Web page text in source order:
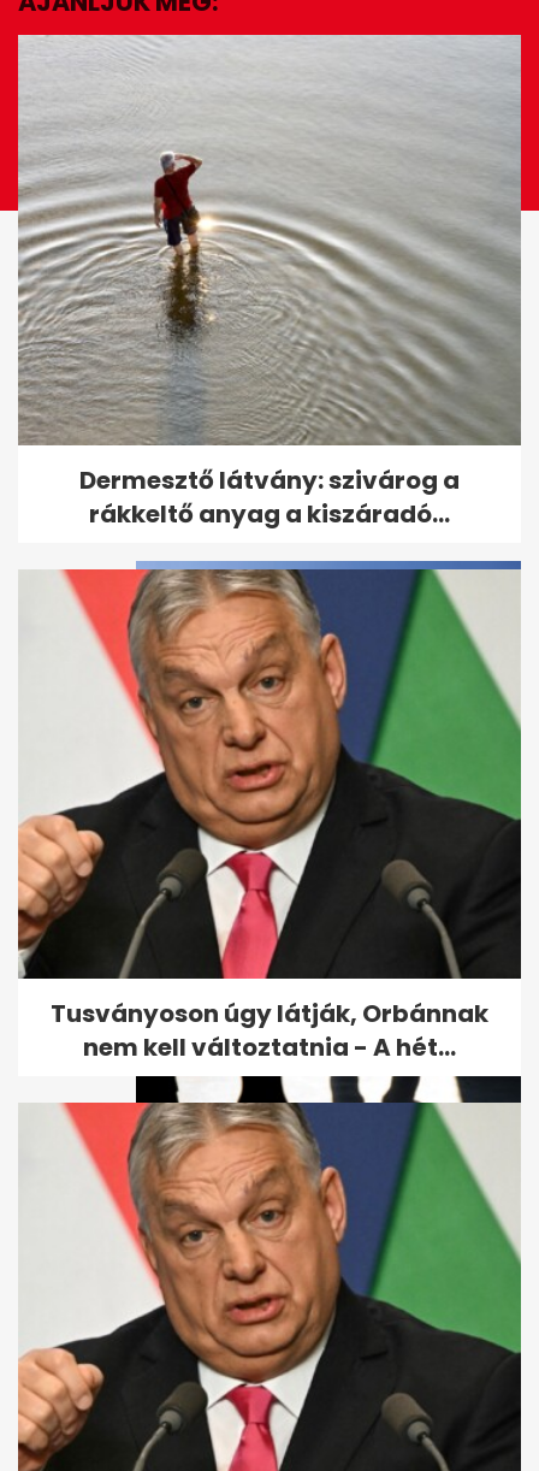
EZ IS ÉRDEKELHET
A NER újabb sztárpapja bukott
le, ministráns fiúkat zaklatott
Sírva mennek haza a
munkából a nők a
Thyssenkruppnál a...
Kiderült, ki rúgta fel a
kalandparkban a kisgyereket
- korábban...
Dermesztő látvány: szivárog a
rákkeltő anyag a kiszáradó...
Tusványoson úgy látják, Orbánnak
nem kell változtatnia - A hét...